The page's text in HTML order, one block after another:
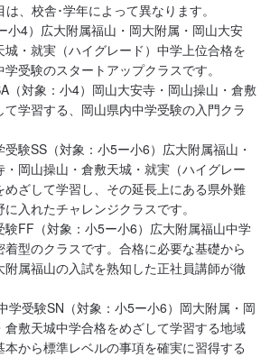
、校舎･学年によって異なります。
4）広大附属福山・岡大附属・岡山大安
・就実（ハイグレード）中学上位合格を
受験のスタートアップクラスです。
対象：小4）岡山大安寺・岡山操山・倉敷
学習する、岡山県内中学受験の入門クラ
験SS（対象：小5ー小6）広大附属福山・
岡山操山・倉敷天城・就実（ハイグレー
めざして学習し、その延長上にある県外難
入れたチャレンジクラスです。
FF（対象：小5ー小6）広大附属福山中学
型のクラスです。合格に必要な基礎から
属福山の入試を熟知した正社員講師が徹
受験SN（対象：小5ー小6）岡大附属・岡
倉敷天城中学合格をめざして学習する地域
から標準レベルの事項を確実に習得する